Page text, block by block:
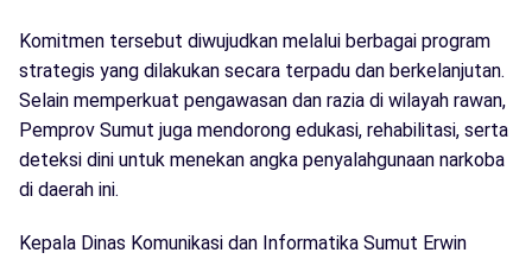
Komitmen tersebut diwujudkan melalui berbagai program
strategis yang dilakukan secara terpadu dan berkelanjutan.
Selain memperkuat pengawasan dan razia di wilayah rawan,
Pemprov Sumut juga mendorong edukasi, rehabilitasi, serta
deteksi dini untuk menekan angka penyalahgunaan narkoba
di daerah ini.
Kepala Dinas Komunikasi dan Informatika Sumut Erwin